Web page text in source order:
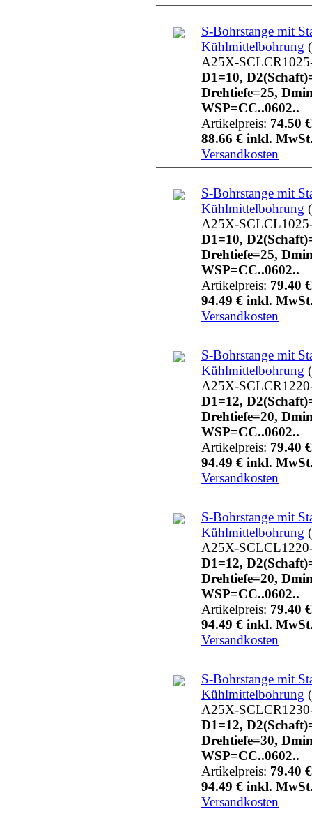
S-Bohrstange mit
Kühlmittelbohrung
A25X-
D1=10,
Drehtiefe=25,
WSP=CC..0602..
Artikelpreis: 74.50
88.66 € inkl.
Versandkosten
S-Bohrstange mit
Kühlmittelbohrung
A25X-
D1=10,
Drehtiefe=25,
WSP=CC..0602..
Artikelpreis: 79.40
94.49 € inkl.
Versandkosten
S-Bohrstange mit
Kühlmittelbohrung
A25X-
D1=12,
Drehtiefe=20,
WSP=CC..0602..
Artikelpreis: 79.40
94.49 € inkl.
Versandkosten
S-Bohrstange mit
Kühlmittelbohrung
A25X-
D1=12,
Drehtiefe=20,
WSP=CC..0602..
Artikelpreis: 79.40
94.49 € inkl.
Versandkosten
S-Bohrstange mit
Kühlmittelbohrung
A25X-
D1=12,
Drehtiefe=30,
WSP=CC..0602..
Artikelpreis: 79.40
94.49 € inkl.
Versandkosten